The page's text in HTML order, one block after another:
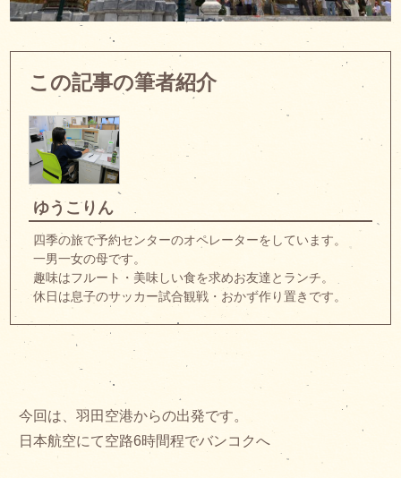
この記事の筆者紹介
ゆうこりん
四季の旅で予約センターのオペレーターをしています。
一男一女の母です。
趣味はフルート・美味しい食を求めお友達とランチ。
休日は息子のサッカー試合観戦・おかず作り置きです。
今回は、羽田空港からの出発です。
日本航空にて空路6時間程でバンコクへ